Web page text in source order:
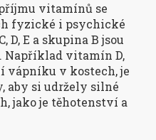
vitamínů se
fyzické i psychické
D, E a skupina B jsou
Například vitamín D,
vápníku v kostech, je
aby si udržely silné
jako je těhotenství a